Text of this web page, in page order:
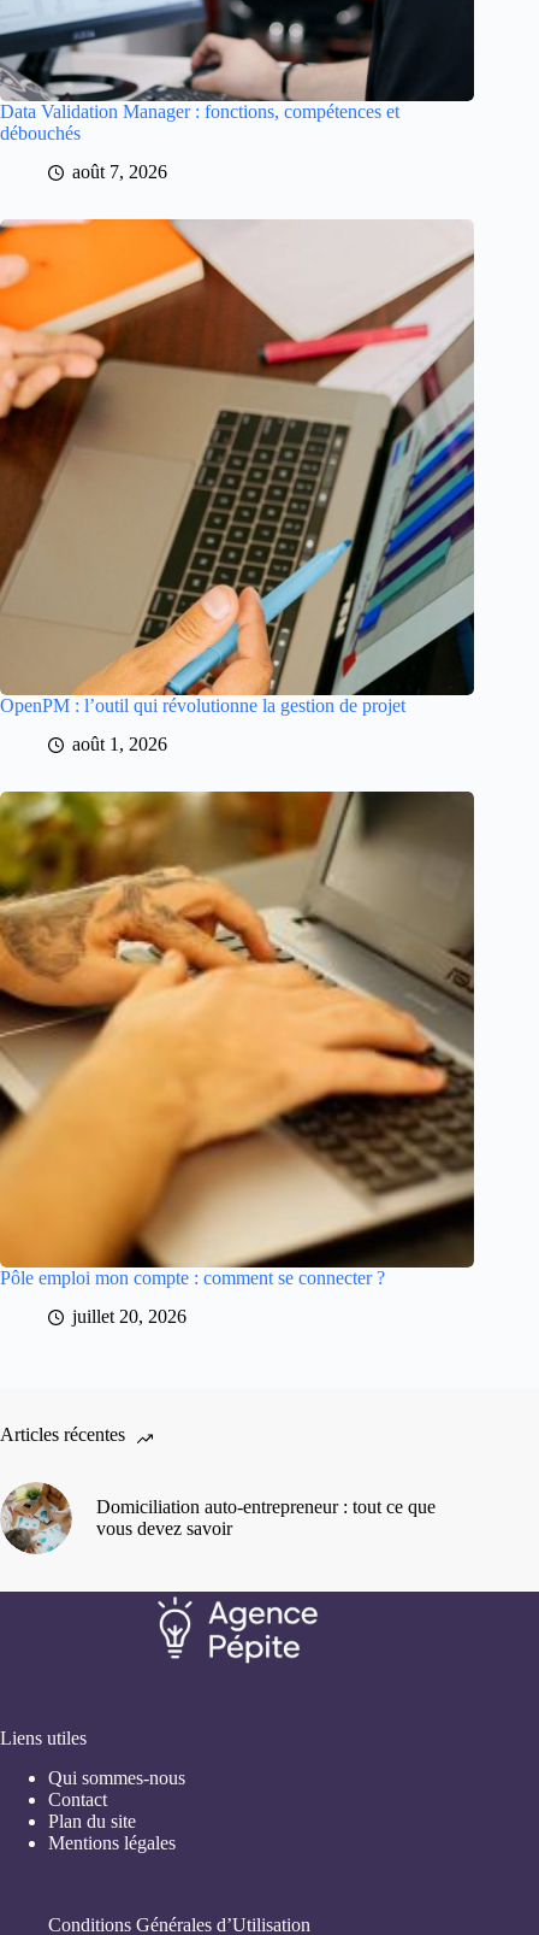
Data Validation Manager : fonctions, compétences et
débouchés
août 7, 2026
OpenPM : l’outil qui révolutionne la gestion de projet
août 1, 2026
Pôle emploi mon compte : comment se connecter ?
juillet 20, 2026
Articles récentes
Domiciliation auto-entrepreneur : tout ce que
vous devez savoir
Liens utiles
Qui sommes-nous
Contact
Plan du site
Mentions légales
Conditions Générales d’Utilisation